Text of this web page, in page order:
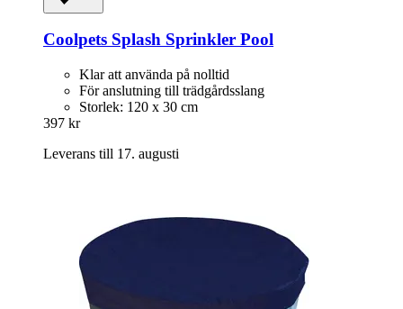
Coolpets Splash Sprinkler Pool
Klar att använda på nolltid
För anslutning till trädgårdsslang
Storlek: 120 x 30 cm
397 kr
Leverans till 17. augusti